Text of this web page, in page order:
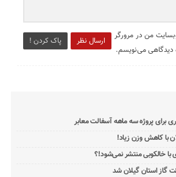
ارسال نظر پاک کردن !
من در مرورگر
دیدگاهی می‌نویسم.
برای پروژه سه ماهه آسفالت معابر
با کاهش وزن زیاد!
با خالکوبی منتشر نمی‌شود!؟
گاز استان گیلان شد